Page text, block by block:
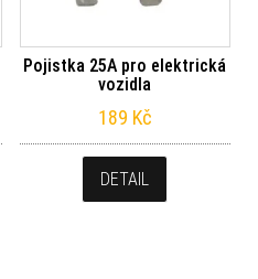
Pojistka 25A pro elektrická
vozidla
189 Kč
DETAIL